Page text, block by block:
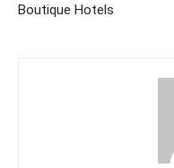
Boutique Hotels